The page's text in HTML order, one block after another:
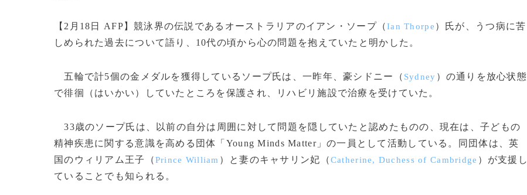
【2月18日 AFP】競泳界の伝説であるオーストラリアのイアン・ソープ（Ian Thorpe ）氏が、うつ病に苦
しめられた過去について語り、10代の頃から心の問題を抱えていたと明かした。
五輪で計5個の金メダルを獲得しているソープ氏は、一昨年、豪シドニー（ Sydney ）の通りを放心状態
で徘徊（はいかい）していたところを保護され、リハビリ施設で治療を受けていた。
33歳のソープ氏は、以前の自分は周囲に対して問題を隠していたと認めたものの、現在は、子どもの
精神疾患に関する意識を高める団体「Young Minds Matter」の一員として活動している。同団体は、英
国のウィリアム王子（Prince William ）と妻のキャサリン妃（Catherine, Duchess of Cambridge ）が支援し
ていることでも知られる。